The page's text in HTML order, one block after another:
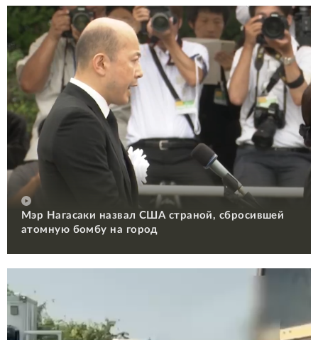
Мэр Нагасаки назвал США страной, сбросившей
атомную бомбу на город